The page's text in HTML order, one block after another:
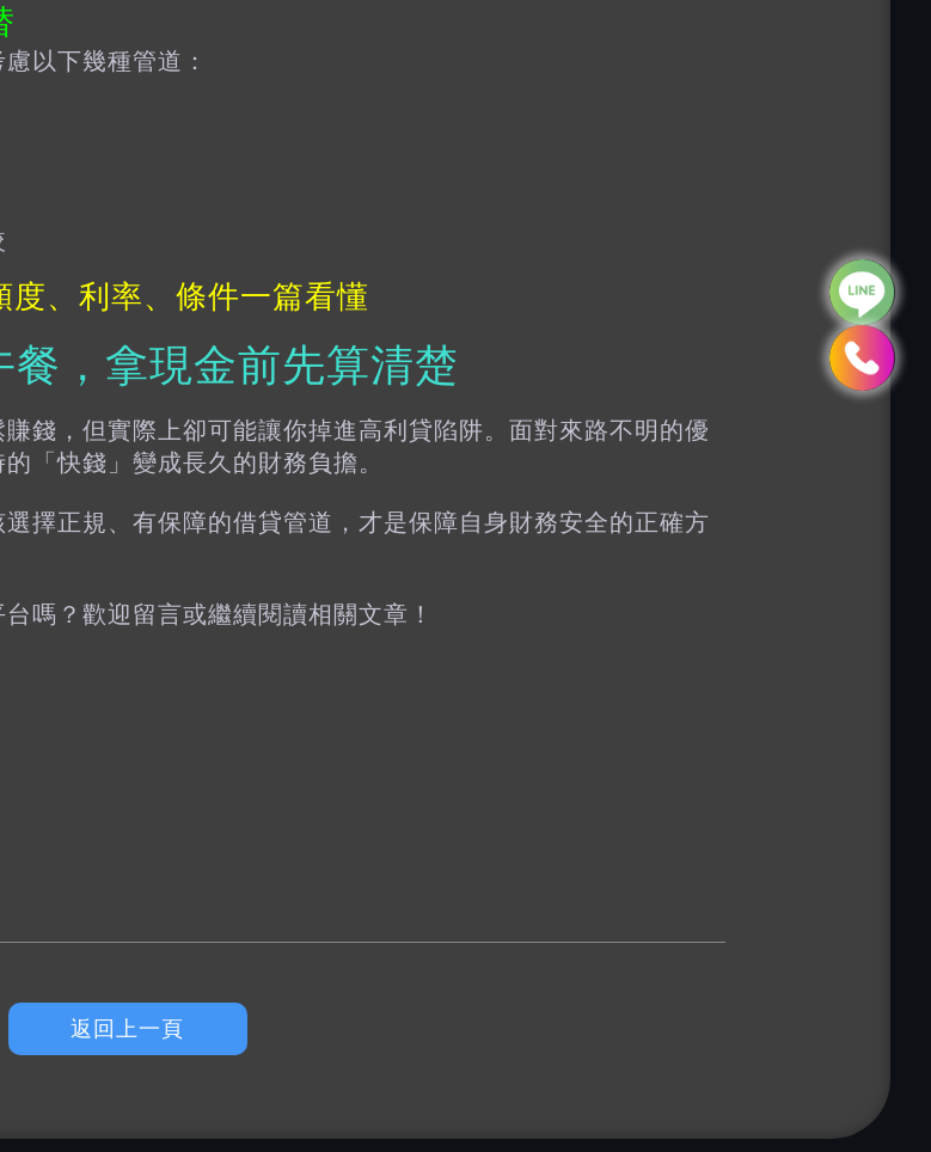
以下幾種管道：
、利率、條件一篇看懂
，拿現金前先算清楚
錢，但實際上卻可能讓你掉進高利貸陷阱。面對來路不明的優
「快錢」變成長久的財務負擔。
擇正規、有保障的借貸管道，才是保障自身財務安全的正確方
嗎？歡迎留言或繼續閱讀相關文章！
返回上一頁